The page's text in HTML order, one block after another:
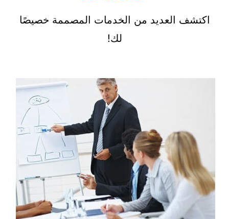
اكتشف العديد من الخدمات المصممة خصيصًا
لك!